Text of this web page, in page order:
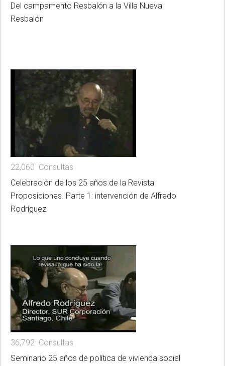
Del campamento Resbalón a la Villa Nueva
Resbalón
22,060 Consultas
Celebración de los 25 años de la Revista
Proposiciones. Parte 1: intervención de Alfredo
Rodríguez
36,792 Consultas
Seminario 25 años de política de vivienda social